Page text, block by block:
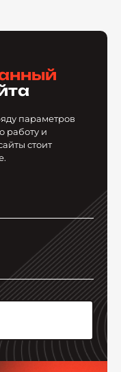
параметров
работу и
стоит